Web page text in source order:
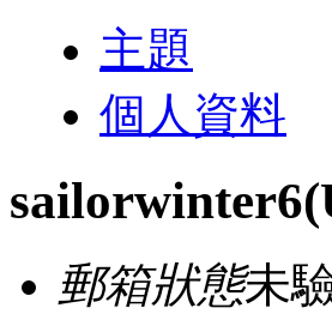
主題
個人資料
sailorwinter6
郵箱狀態未